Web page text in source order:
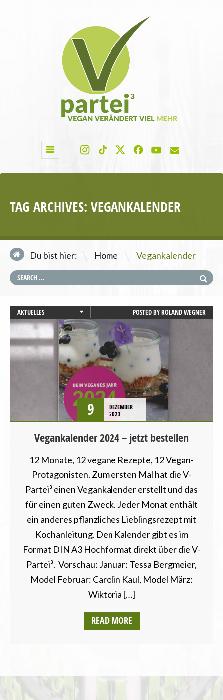
TAG ARCHIVES: VEGANKALENDER
Du bist hier: Home \ Vegankalender
AKTUELLES
EUROPAWAHL
NEWSLETTER
PRESSEMITTEILUNG
REZEPTE
TIERSCHUTZ / TIERRECHTE
UMWELT UND KLIMA
POSTED BYROLAND WEGNER
9
DEZEMBER
2023
Vegankalender 2024 – jetzt bestellen
12 Monate, 12 vegane Rezepte, 12 Vegan-
Protagonisten. Zum ersten Mal hat die V-
Partei³ einen Vegankalender erstellt und das
für einen guten Zweck. Jeder Monat enthält
ein anderes pflanzliches Lieblingsrezept mit
Kochanleitung. Den Kalender gibt es im
Format DIN A3 Hochformat direkt über die V-
Partei³. Vorschau: Januar: Tessa Bergmeier,
Model Februar: Carolin Kaul, Model März:
Wiktoria […]
READ MORE